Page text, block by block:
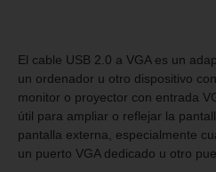
El cable USB 2.0 a VGA es un
un ordenador u otro dispositivo
monitor o proyector con entrada
útil para ampliar o reflejar la
pantalla externa, especialmente
un puerto VGA dedicado u otro